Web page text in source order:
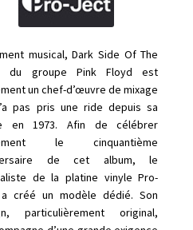
musical, Dark Side Of The
du groupe Pink Floyd est
un chef-d’œuvre de mixage
pas pris une ride depuis sa
en 1973. Afin de célébrer
le cinquantième
de cet album, le
de la platine vinyle Pro-
créé un modèle dédié. Son
particulièrement original,